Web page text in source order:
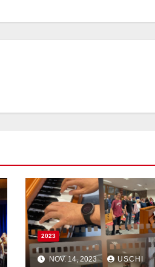
2023
NOV. 14, 2023 USCHI